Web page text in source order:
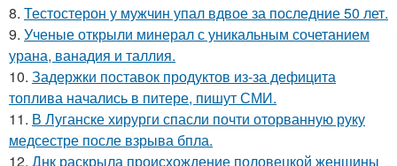
8. Тестостерон у мужчин упал вдвое за последние 50 лет.
9. Ученые открыли минерал с уникальным сочетанием
урана, ванадия и таллия.
10. Задержки поставок продуктов из-за дефицита
топлива начались в питере, пишут СМИ.
11. В Луганске хирурги спасли почти оторванную руку
медсестре после взрыва бпла.
12. Днк раскрыла происхождение половецкой женщины